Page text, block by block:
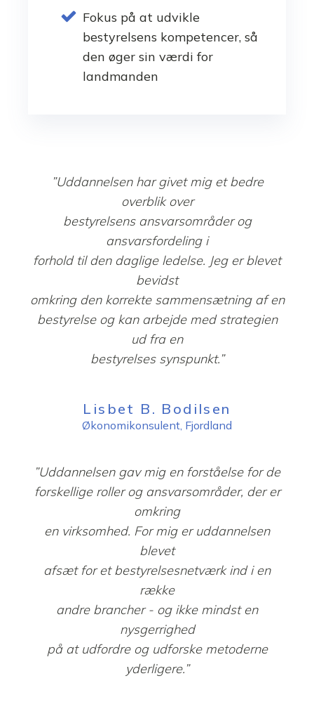
Fokus på at udvikle
bestyrelsens kompetencer, så
den øger sin værdi for
landmanden
”Uddannelsen har givet mig et bedre
overblik over
bestyrelsens ansvarsområder og
ansvarsfordeling i
forhold til den daglige ledelse. Jeg er blevet
bevidst
omkring den korrekte sammensætning af en
bestyrelse og kan arbejde med strategien
ud fra en
bestyrelses synspunkt.”
Lisbet B. Bodilsen
Økonomikonsulent, Fjordland
”Uddannelsen gav mig en forståelse for de
forskellige roller og ansvarsområder, der er
omkring
en virksomhed. For mig er uddannelsen
blevet
afsæt for et bestyrelsesnetværk ind i en
række
andre brancher - og ikke mindst en
nysgerrighed
på at udfordre og udforske metoderne
yderligere.”